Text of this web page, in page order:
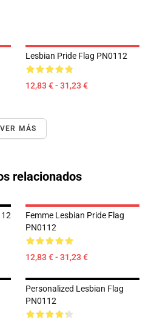
Lesbian Pride Flag PN0112
12,83 € - 31,23 €
VER MÁS
relacionados
Femme Lesbian Pride Flag
PN0112
12,83 € - 31,23 €
Personalized Lesbian Flag
PN0112